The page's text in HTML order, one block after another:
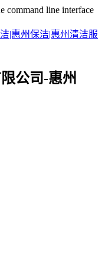
command line interface
公司-惠州